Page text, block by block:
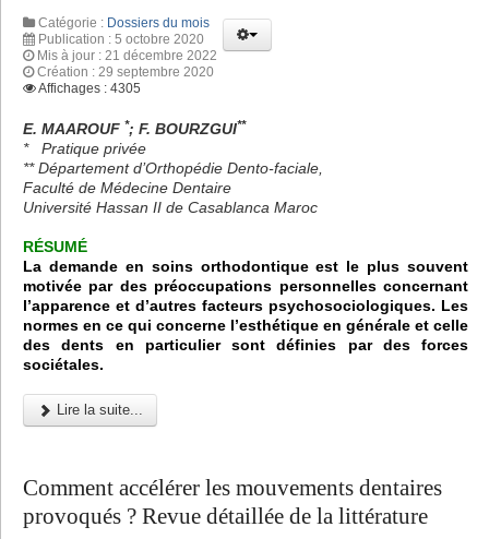
Catégorie : Dossiers du mois
Publication : 5 octobre 2020
Mis à jour : 21 décembre 2022
Création : 29 septembre 2020
Affichages : 4305
E. MAAROUF *; F. BOURZGUI**
* Pratique privée
** Département d’Orthopédie Dento-faciale,
Faculté de Médecine Dentaire
Université Hassan II de Casablanca Maroc
RÉSUMÉ
La demande en soins orthodontique est le plus souvent
motivée par des préoccupations personnelles concernant
l’apparence et d’autres facteurs psychosociologiques. Les
normes en ce qui concerne l’esthétique en générale et celle
des dents en particulier sont définies par des forces
sociétales.
Lire la suite...
Comment accélérer les mouvements dentaires
provoqués ? Revue détaillée de la littérature